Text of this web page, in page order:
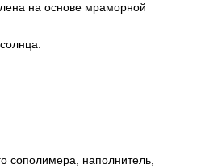
на основе мраморной
сополимера, наполнитель,